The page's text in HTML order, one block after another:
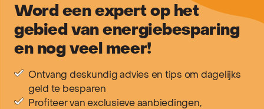
Word een expert op het
gebied van energiebesparing
en nog veel meer!
Ontvang deskundig advies en tips om dagelijks
geld te besparen
Profiteer van exclusieve aanbiedingen,